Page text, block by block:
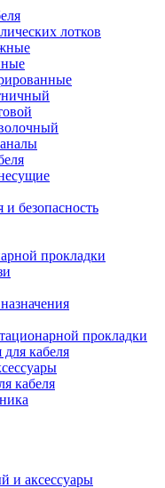
лотков
безопасность
прокладки
прокладки
кабеля
кабеля
и аксессуары